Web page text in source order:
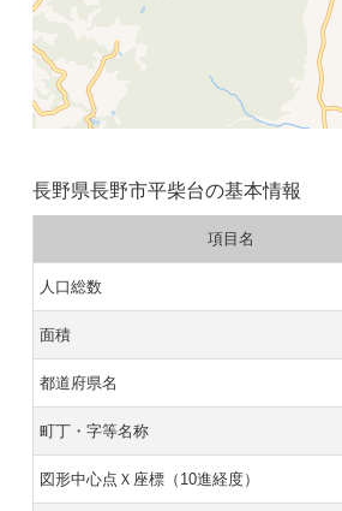
長野県長野市平柴台の基本情報
項目名
人口総数
面積
都道府県名
町丁・字等名称
図形中心点Ｘ座標（10進経度）